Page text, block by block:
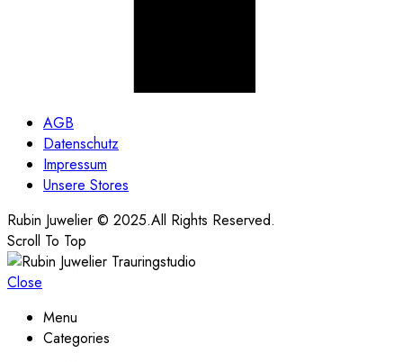
AGB
Datenschutz
Impressum
Unsere Stores
Rubin Juwelier © 2025.All Rights Reserved.
Scroll To Top
Close
Menu
Categories